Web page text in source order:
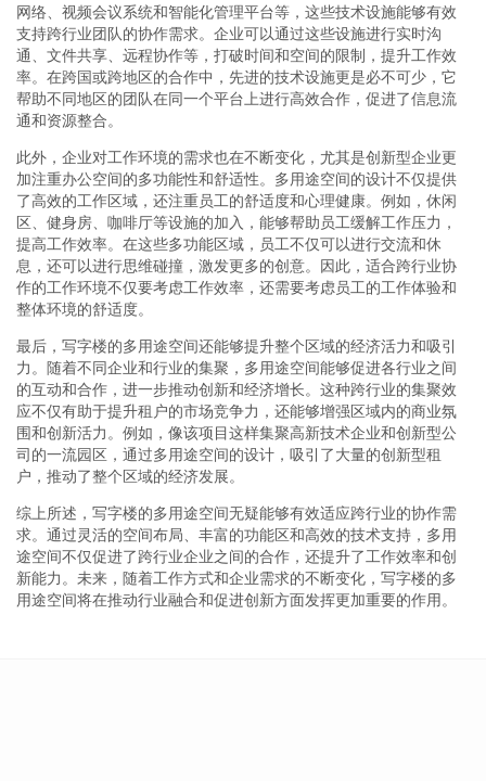
网络、视频会议系统和智能化管理平台等，这些技术设施能够有效
支持跨行业团队的协作需求。企业可以通过这些设施进行实时沟
通、文件共享、远程协作等，打破时间和空间的限制，提升工作效
率。在跨国或跨地区的合作中，先进的技术设施更是必不可少，它
帮助不同地区的团队在同一个平台上进行高效合作，促进了信息流
通和资源整合。
此外，企业对工作环境的需求也在不断变化，尤其是创新型企业更
加注重办公空间的多功能性和舒适性。多用途空间的设计不仅提供
了高效的工作区域，还注重员工的舒适度和心理健康。例如，休闲
区、健身房、咖啡厅等设施的加入，能够帮助员工缓解工作压力，
提高工作效率。在这些多功能区域，员工不仅可以进行交流和休
息，还可以进行思维碰撞，激发更多的创意。因此，适合跨行业协
作的工作环境不仅要考虑工作效率，还需要考虑员工的工作体验和
整体环境的舒适度。
最后，写字楼的多用途空间还能够提升整个区域的经济活力和吸引
力。随着不同企业和行业的集聚，多用途空间能够促进各行业之间
的互动和合作，进一步推动创新和经济增长。这种跨行业的集聚效
应不仅有助于提升租户的市场竞争力，还能够增强区域内的商业氛
围和创新活力。例如，像该项目这样集聚高新技术企业和创新型公
司的一流园区，通过多用途空间的设计，吸引了大量的创新型租
户，推动了整个区域的经济发展。
综上所述，写字楼的多用途空间无疑能够有效适应跨行业的协作需
求。通过灵活的空间布局、丰富的功能区和高效的技术支持，多用
途空间不仅促进了跨行业企业之间的合作，还提升了工作效率和创
新能力。未来，随着工作方式和企业需求的不断变化，写字楼的多
用途空间将在推动行业融合和促进创新方面发挥更加重要的作用。